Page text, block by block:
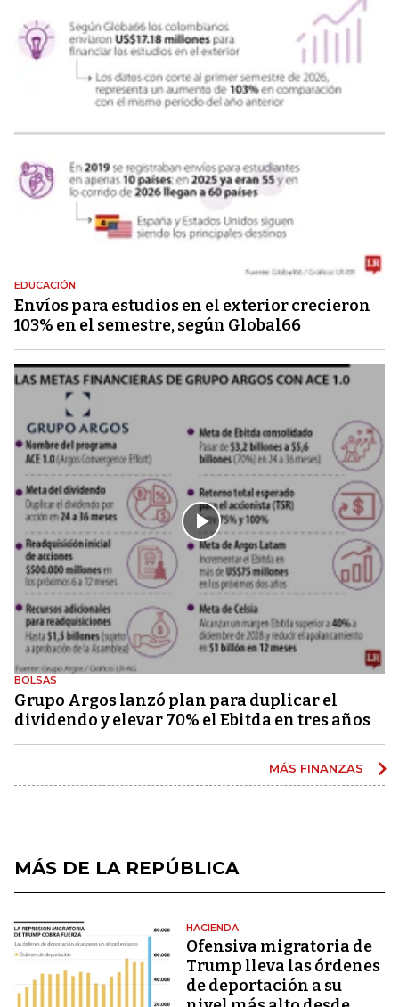
EDUCACIÓN
Envíos para estudios en el exterior crecieron
103% en el semestre, según Global66
BOLSAS
Grupo Argos lanzó plan para duplicar el
dividendo y elevar 70% el Ebitda en tres años
MÁS FINANZAS
MÁS DE LA REPÚBLICA
HACIENDA
Ofensiva migratoria de
Trump lleva las órdenes
de deportación a su